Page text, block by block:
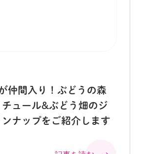
仲間入り！ぶどうの森
ュール&ぶどう畑のジ
ンナップをご紹介します